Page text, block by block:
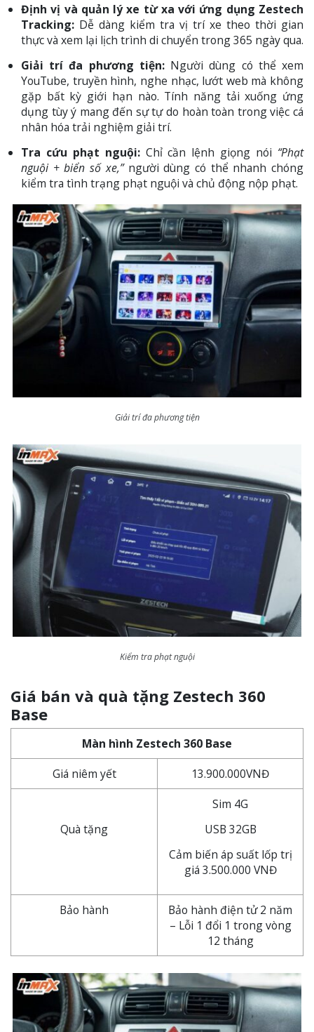
Định vị và quản lý xe từ xa với ứng dụng Zestech
Tracking: Dễ dàng kiểm tra vị trí xe theo thời gian
thực và xem lại lịch trình di chuyển trong 365 ngày qua.
Giải trí đa phương tiện:Người dùng có thể xem
YouTube, truyền hình, nghe nhạc, lướt web mà không
gặp bất kỳ giới hạn nào. Tính năng tải xuống ứng
dụng tùy ý mang đến sự tự do hoàn toàn trong việc cá
nhân hóa trải nghiệm giải trí.
Tra cứu phạt nguội:Chỉ cần lệnh giọng nói “Phạt
nguội + biển số xe,”người dùng có thể nhanh chóng
kiểm tra tình trạng phạt nguội và chủ động nộp phạt.
Giải trí đa phương tiện
Kiểm tra phạt nguội
Giá bán và quà tặng Zestech 360
Base
Màn hình Zestech 360 Base
Giá niêm yết
13.900.000VNĐ
Quà tặng
Sim 4G
USB 32GB
Cảm biến áp suất lốp trị
giá 3.500.000 VNĐ
Bảo hành
Bảo hành điện tử 2 năm
– Lỗi 1 đổi 1 trong vòng
12 tháng